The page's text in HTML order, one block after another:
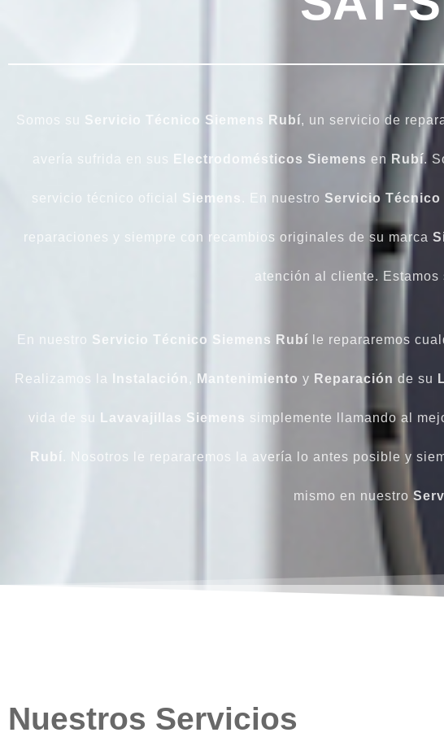
Somos su Servicio Técnico Siemens Rubí, un servicio de
avería sufrida en sus Electrodomésticos Siemens en Rubí.
servicio técnico oficial Siemens . En nuestro Servicio Técnico
reparaciones y siempre con recambios originales de su marca
atención al cliente.
En nuestro Servicio Técnico Siemens Rubí le repararemos
Realizamos la Instalación , Mantenimiento y Reparación de su
vida de su Lavavajillas Siemens simplemente llamando al
Rubí . Nosotros le repararemos la avería lo antes posible y
mismo en nuestro
Nuestros Servicios